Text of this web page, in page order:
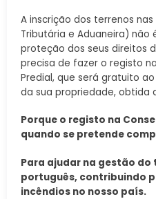
A inscrição dos terrenos
Tributária e Aduaneira)
proteção dos seus direitos
precisa de fazer o registo
Predial, que será gratuito
da sua propriedade, obtida
Porque o registo na
quando se pretende
Para ajudar na gestão
português, contribuindo
incêndios no nosso país.